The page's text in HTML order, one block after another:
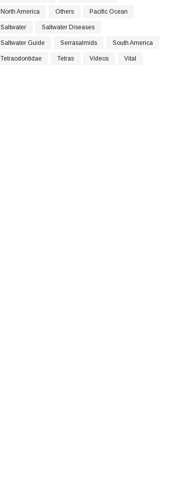
North America Others Pacific Ocean
Saltwater Saltwater Diseases
Saltwater Guide Serrasalmids South America
Tetraodontidae Tetras Videos Vital